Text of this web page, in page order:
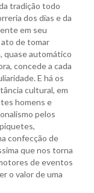
tradição todo
dos dias e da
em seu
ato de tomar
quase automático
concede a cada
E há os
cultural, em
homens e
pelos
confecção de
que nos torna
de eventos
o valor de uma